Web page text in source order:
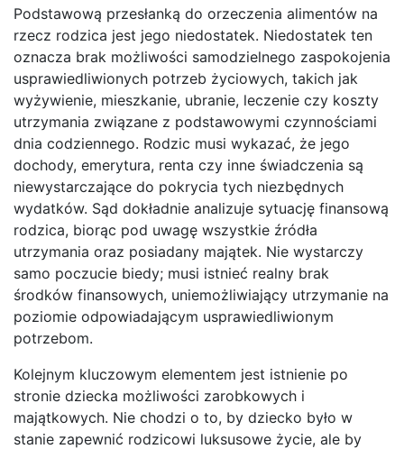
Podstawową przesłanką do orzeczenia alimentów na
rzecz rodzica jest jego niedostatek. Niedostatek ten
oznacza brak możliwości samodzielnego zaspokojenia
usprawiedliwionych potrzeb życiowych, takich jak
wyżywienie, mieszkanie, ubranie, leczenie czy koszty
utrzymania związane z podstawowymi czynnościami
dnia codziennego. Rodzic musi wykazać, że jego
dochody, emerytura, renta czy inne świadczenia są
niewystarczające do pokrycia tych niezbędnych
wydatków. Sąd dokładnie analizuje sytuację finansową
rodzica, biorąc pod uwagę wszystkie źródła
utrzymania oraz posiadany majątek. Nie wystarczy
samo poczucie biedy; musi istnieć realny brak
środków finansowych, uniemożliwiający utrzymanie na
poziomie odpowiadającym usprawiedliwionym
potrzebom.
Kolejnym kluczowym elementem jest istnienie po
stronie dziecka możliwości zarobkowych i
majątkowych. Nie chodzi o to, by dziecko było w
stanie zapewnić rodzicowi luksusowe życie, ale by